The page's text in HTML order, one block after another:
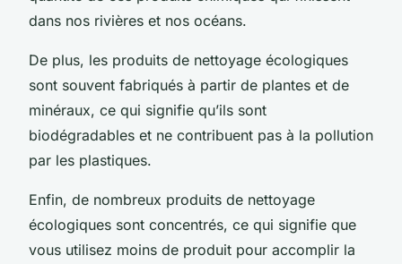
dans nos rivières et nos océans.
De plus, les produits de nettoyage écologiques
sont souvent fabriqués à partir de plantes et de
minéraux, ce qui signifie qu’ils sont
biodégradables et ne contribuent pas à la pollution
par les plastiques.
Enfin, de nombreux produits de nettoyage
écologiques sont concentrés, ce qui signifie que
vous utilisez moins de produit pour accomplir la